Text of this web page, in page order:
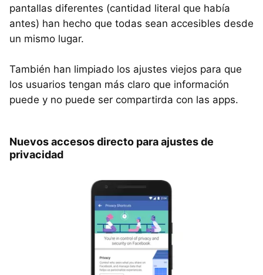
pantallas diferentes (cantidad literal que había
antes) han hecho que todas sean accesibles desde
un mismo lugar.
También han limpiado los ajustes viejos para que
los usuarios tengan más claro que información
puede y no puede ser compartirda con las apps.
Nuevos accesos directo para ajustes de
privacidad